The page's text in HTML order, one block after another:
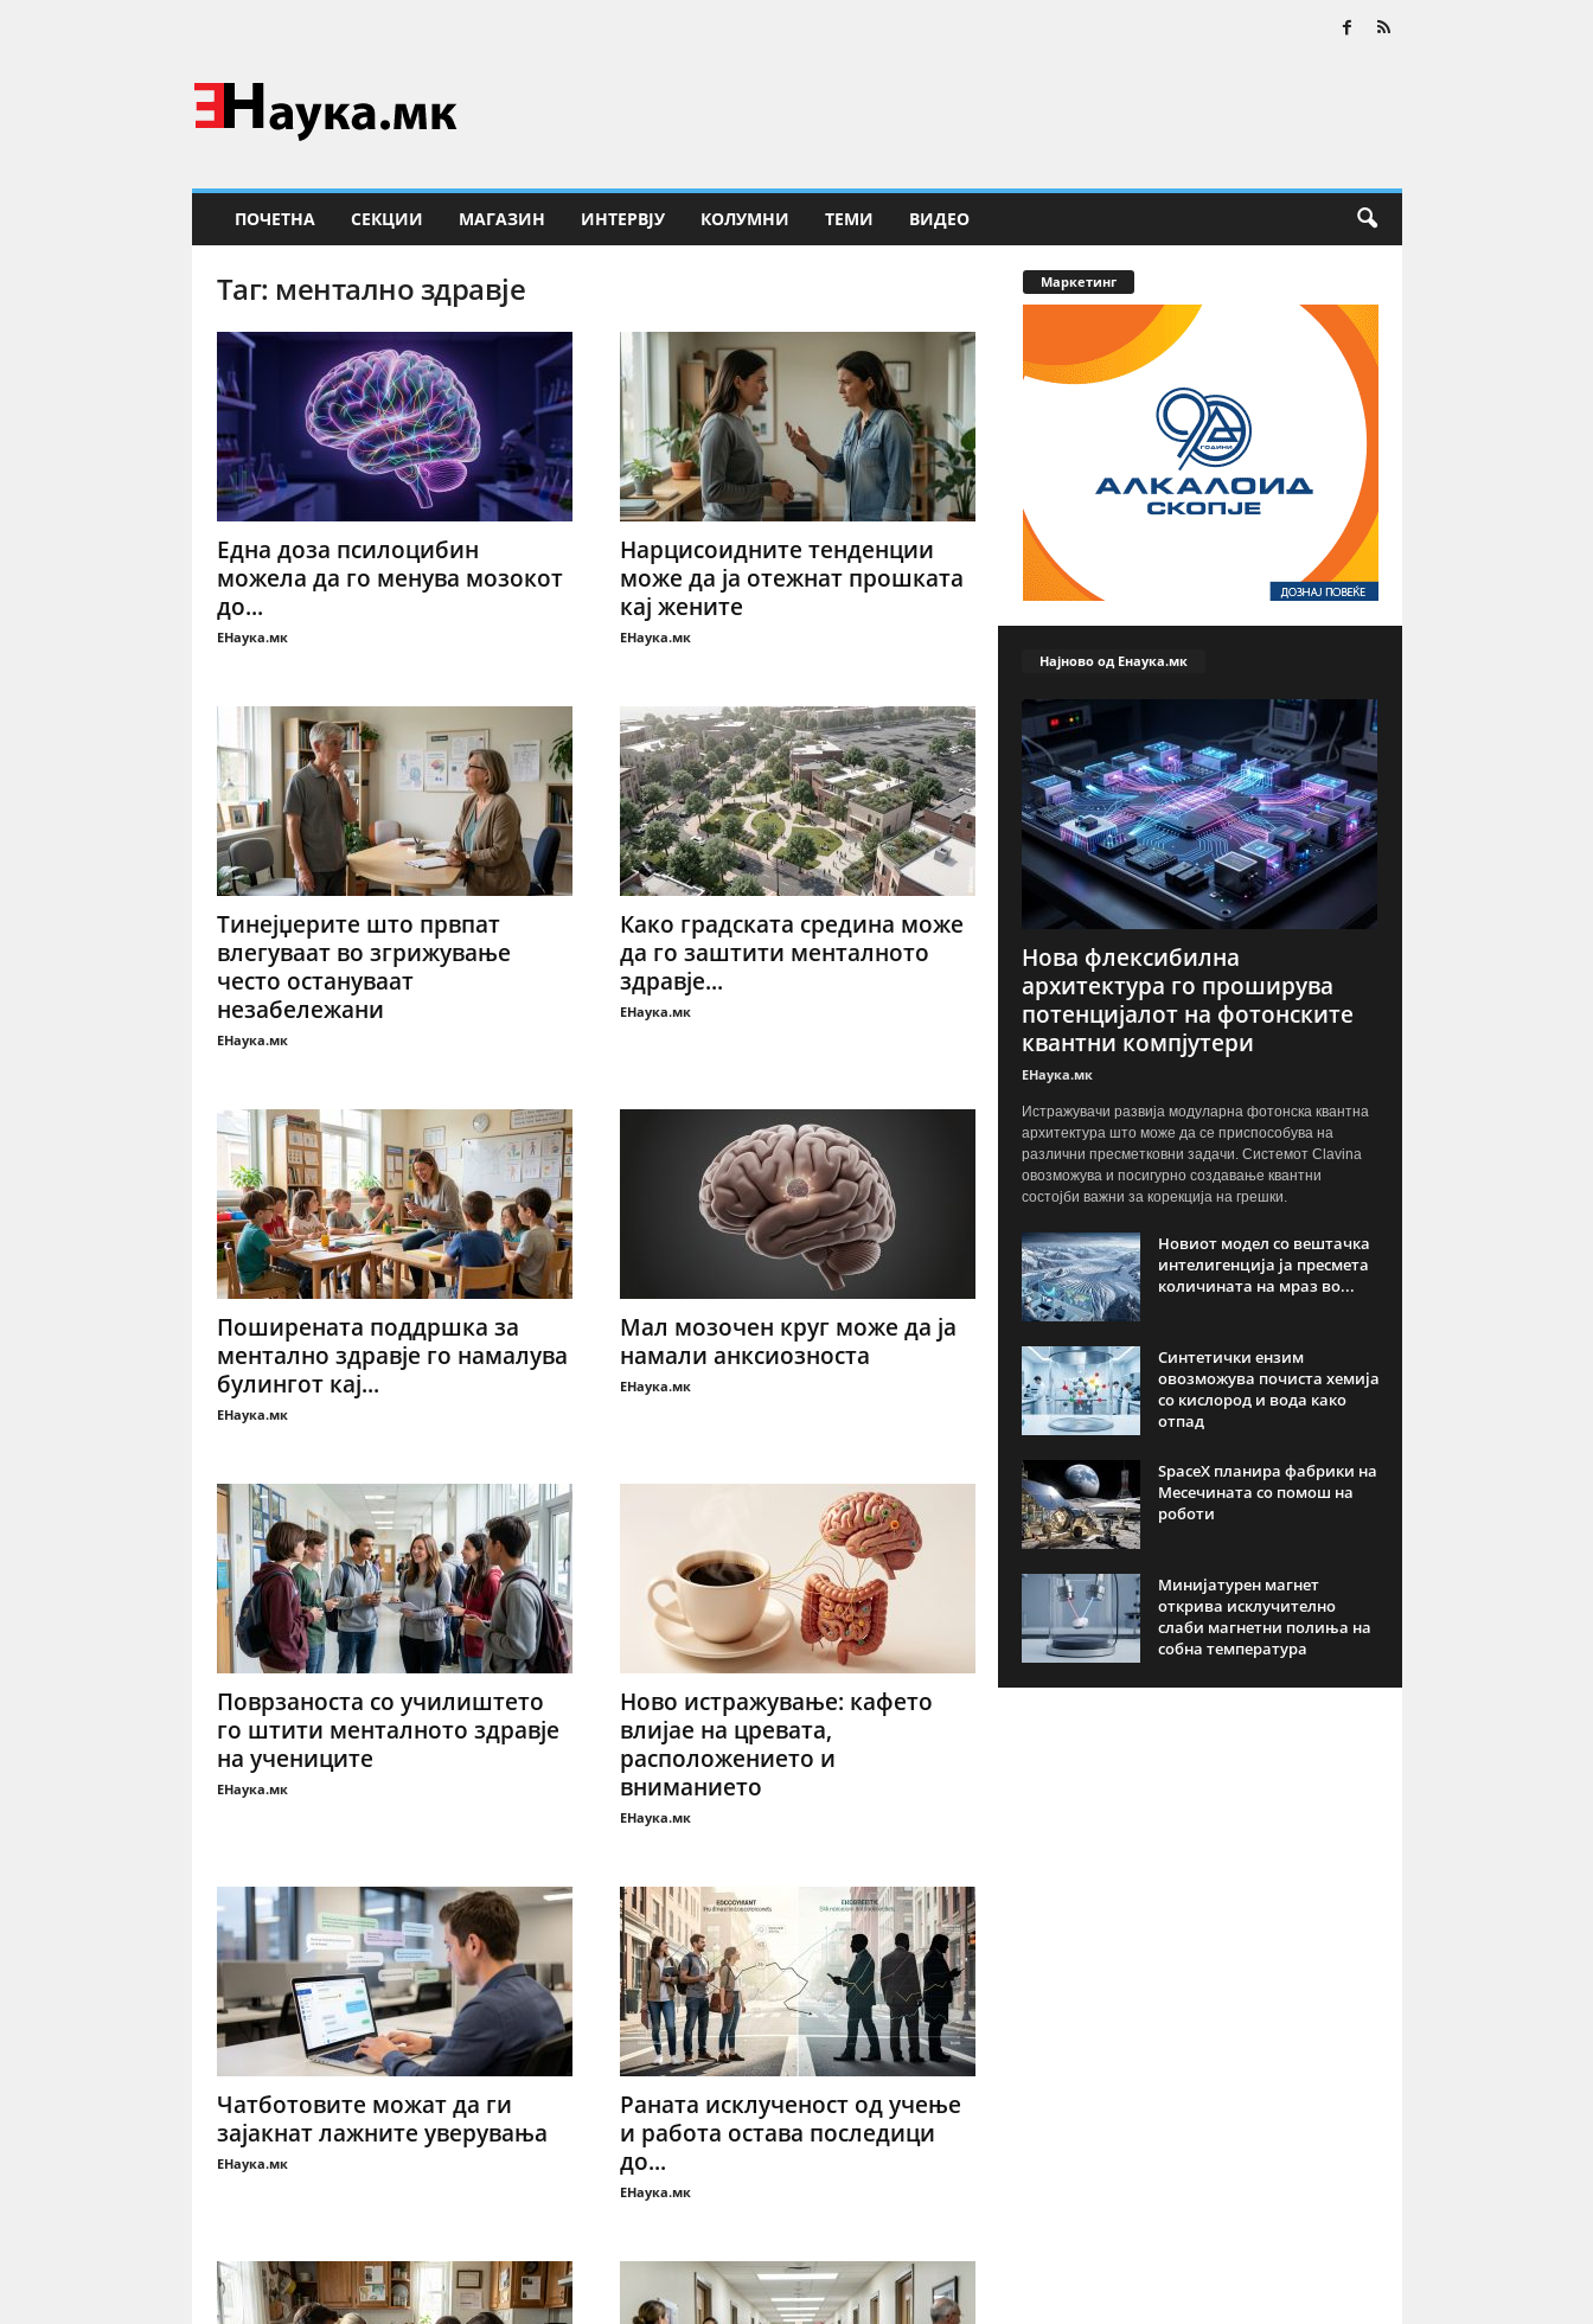
Н
а
у
ПОЧЕТНА СЕКЦИИ МАГАЗИН ИНТЕРВЈУ КОЛУМНИ ТЕМИ ВИДЕО
Таг: ментално здравје
Една доза псилоцибин
можела да го менува мозокот
до...
ЕНаука.мк
Нарцисоидните тенденции
може да ја отежнат прошката
кај жените
ЕНаука.мк
Тинејџерите што првпат
влегуваат во згрижување
често остануваат
незабележани
ЕНаука.мк
Како градската средина може
да го заштити менталното
здравје...
ЕНаука.мк
Поширената поддршка за
ментално здравје го намалува
булингот кај...
ЕНаука.мк
Мал мозочен круг може да ја
намали анксиозноста
ЕНаука.мк
Поврзаноста со училиштето
го штити менталното здравје
на учениците
ЕНаука.мк
Новo истражување: кафето
влијае на цревата,
расположението и
вниманието
ЕНаука.мк
Чатботовите можат да ги
зајакнат лажните уверувања
ЕНаука.мк
Раната исклученост од учење
и работа остава последици
до...
ЕНаука.мк
Маркетинг
Најново од Енаука.мк
Нова флексибилна
архитектура го проширува
потенцијалот на фотонските
квантни компјутери
ЕНаука.мк
Истражувачи развија модуларна фотонска квантна
архитектура што може да се приспособува на
различни пресметковни задачи. Системот Clavina
овозможува и посигурно создавање квантни
состојби важни за корекција на грешки.
Новиот модел со вештачка
интелигенција ја пресмета
количината на мраз во...
Синтетички ензим
овозможува почиста хемија
со кислород и вода како
отпад
SpaceX планира фабрики на
Месечината со помош на
роботи
Минијатурен магнет
открива исклучително
слаби магнетни полиња на
собна температура